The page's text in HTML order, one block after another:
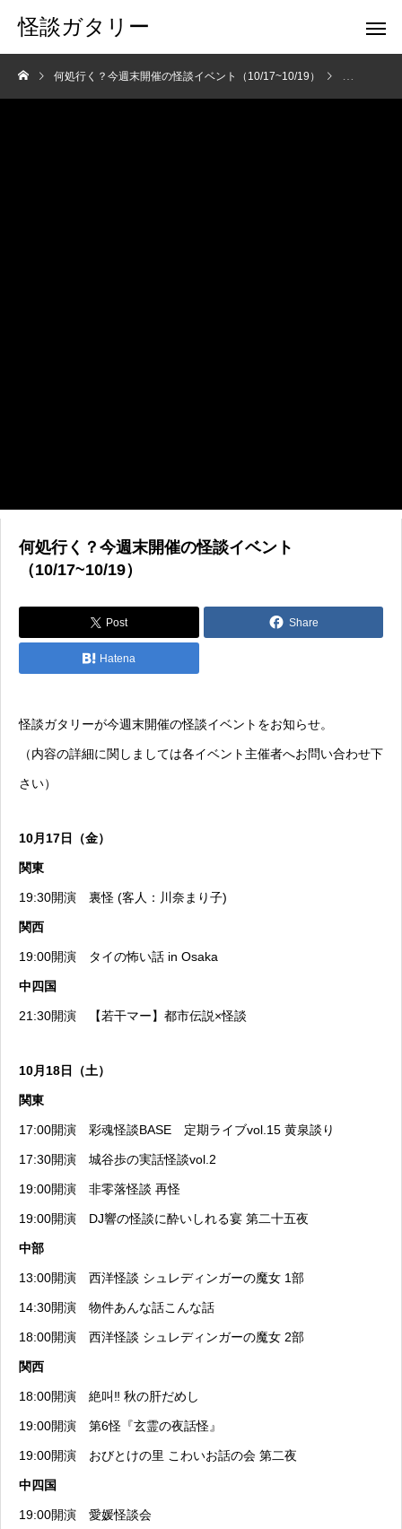
怪談ガタリー
何処行く？今週末開催の怪談イベント（10/17~10/19） ニュース
何処行く？今週末開催の怪談イベント
（10/17~10/19）
Post Share
Hatena
怪談ガタリーが今週末開催の怪談イベントをお知らせ。
（内容の詳細に関しましては各イベント主催者へお問い合わせ下
さい）
10月17日（金）
関東
19:30開演 裏怪 (客人：川奈まり子)
関西
19:00開演 タイの怖い話 in Osaka
中四国
21:30開演 【若干マー】都市伝説×怪談
10月18日（土）
関東
17:00開演 彩魂怪談BASE 定期ライブvol.15 黄泉談り
17:30開演 城谷歩の実話怪談vol.2
19:00開演 非零落怪談 再怪
19:00開演 DJ響の怪談に酔いしれる宴 第二十五夜
中部
13:00開演 西洋怪談 シュレディンガーの魔女 1部
14:30開演 物件あんな話こんな話
18:00開演 西洋怪談 シュレディンガーの魔女 2部
関西
18:00開演 絶叫‼︎ 秋の肝だめし
19:00開演 第6怪『玄霊の夜話怪』
19:00開演 おびとけの里 こわいお話の会 第二夜
中四国
19:00開演 愛媛怪談会